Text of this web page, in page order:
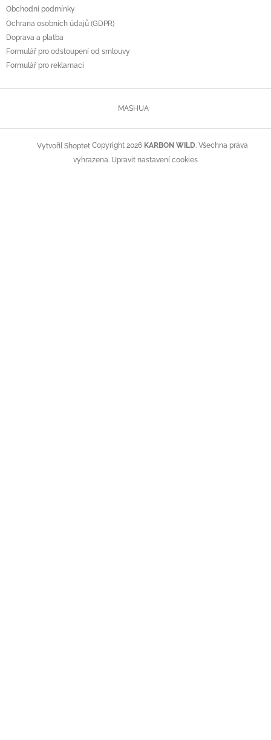
Obchodní podmínky
Ochrana osobních údajů (GDPR)
Doprava a platba
Formulář pro odstoupení od smlouvy
Formulář pro reklamaci
MASHUA
Vytvořil Shoptet Copyright 2026 KARBON WILD. Všechna práva
vyhrazena. Upravit nastavení cookies